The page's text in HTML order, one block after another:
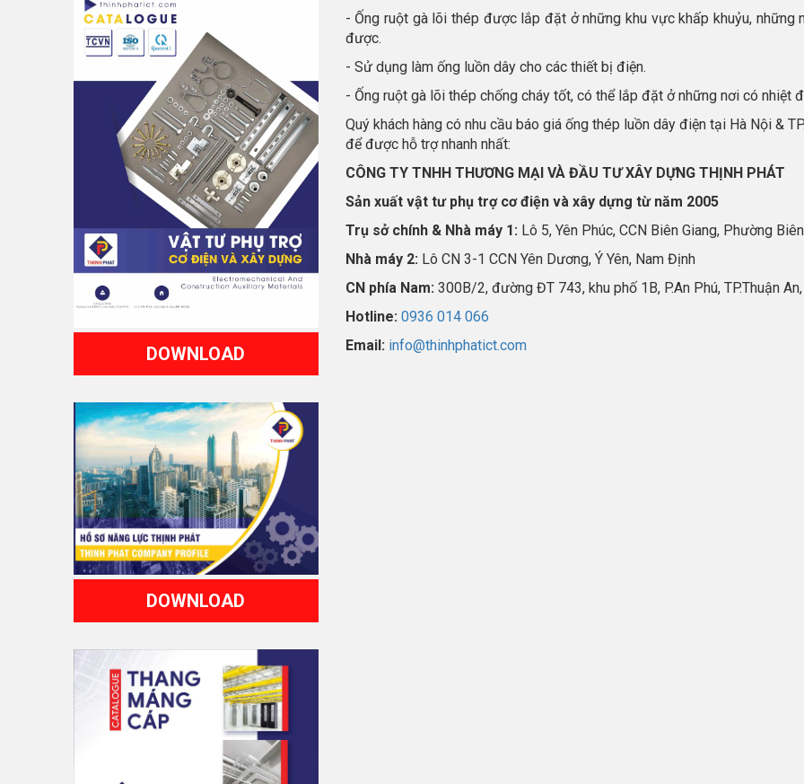
- Ống ruột gà lõi thép được lắp đặt ở những khu vực khấp khuỷu,
được.
- Sử dụng làm ống luồn dây cho các thiết bị điện.
- Ống ruột gà lõi thép chống cháy tốt, có thể lắp đặt ở những nơi có nhiệt
Quý khách hàng có nhu cầu báo giá ống thép luồn dây điện tại Hà Nội &
để được hỗ trợ nhanh nhất:
CÔNG TY TNHH THƯƠNG MẠI VÀ ĐẦU TƯ XÂY DỰNG THỊNH PHÁT
Sản xuất vật tư phụ trợ cơ điện và xây dựng từ năm 2005
Trụ sở chính & Nhà máy 1: Lô 5, Yên Phúc, CCN Biên Giang, Phường
Nhà máy 2: Lô CN 3-1 CCN Yên Dương, Ý Yên, Nam Định
CN phía Nam: 300B/2, đường ĐT 743, khu phố 1B, P.An Phú, TP.Thuận
Hotline: 0936 014 066
Email: info@thinhphatict.com
DOWNLOAD
DOWNLOAD